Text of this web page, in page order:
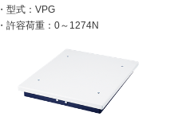
・型式：VPG
・許容荷重：0～1274N